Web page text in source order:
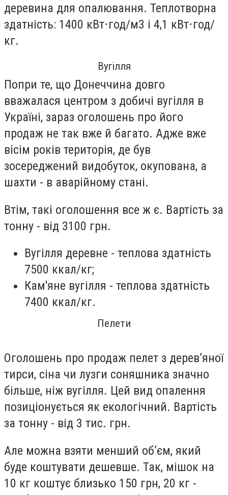
деревина для опалювання. Теплотворна
здатність: 1400 кВт⋅год/м3 і 4,1 кВт⋅год/
кг.
Вугілля
Попри те, що Донеччина довго
вважалася центром з добичі вугілля в
Україні, зараз оголошень про його
продаж не так вже й багато. Адже вже
вісім років територія, де був
зосереджений видобуток, окупована, а
шахти - в аварійному стані.
Втім, такі оголошення все ж є. Вартість за
тонну - від 3100 грн.
Вугілля деревне - теплова здатність
7500 ккал/кг;
Кам'яне вугілля - теплова здатність
7400 ккал/кг.
Пелети
Оголошень про продаж пелет з дерев’яної
тирси, сіна чи лузги соняшника значно
більше, ніж вугілля. Цей вид опалення
позиціонується як екологічний. Вартість
за тонну - від 3 тис. грн.
Але можна взяти менший об’єм, який
буде коштувати дешевше. Так, мішок на
10 кг коштує близько 150 грн, 20 кг -